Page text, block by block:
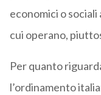
economici o
cui operano,
Per quanto
l’ordinamento